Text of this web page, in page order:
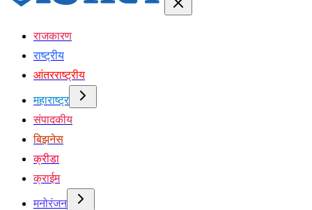
राजकारण
राष्ट्रीय
आंतरराष्ट्रीय
महाराष्ट्र
संपादकीय
बिझनेस
क्रीडा
क्राईम
मनोरंजन